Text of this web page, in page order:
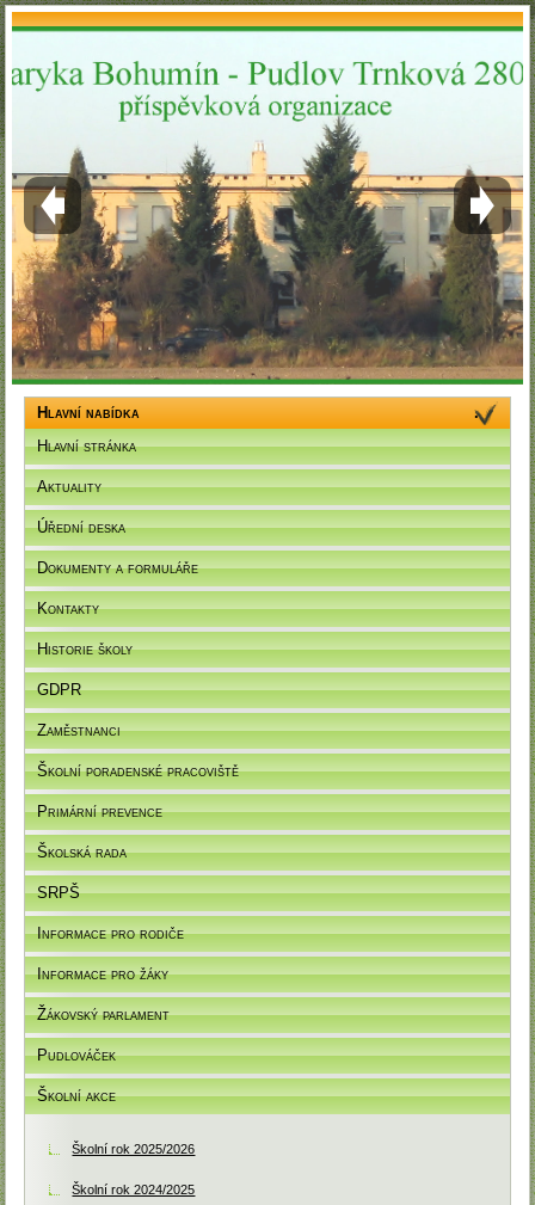
Hlavní nabídka
Hlavní stránka
Aktuality
Úřední deska
Dokumenty a formuláře
Kontakty
Historie školy
GDPR
Zaměstnanci
Školní poradenské pracoviště
Primární prevence
Školská rada
SRPŠ
Informace pro rodiče
Informace pro žáky
Žákovský parlament
Pudlováček
Školní akce
Školní rok 2025/2026
Školní rok 2024/2025